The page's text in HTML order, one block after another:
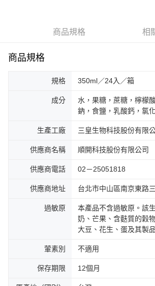
商品規格 相
商品規格
規格 350ml／24入／箱
成分
水，果糖，蔗糖，檸檬
鈉，食鹽，乳酸鈣，氯
生產工廠 三皇生物科技股份有限
供應商名稱 順開科技股份有限公司
供應商電話 02－25051818
供應商地址 台北市中山區南京東路
過敏原
本產品不含過敏原。該
奶、芒果、含麩質的穀
大豆、花生、蛋及其製品
葷素別 不適用
保存期限 12個月